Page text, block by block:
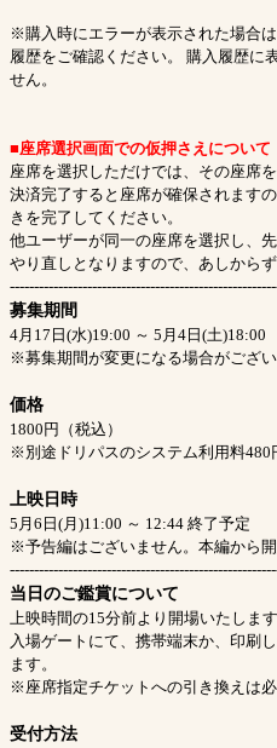
※購入時にエラーが表示された場合
履歴をご確認ください。 購入履歴に
せん。
■座席選択画面での仮押さえについて
座席を選択しただけでは、その座席
決済完了すると座席が確保されます
きを完了してください。
他ユーザーが同一の座席を選択し、
やり直しとなりますので、あしからず
募集期間
4月17日(水)19:00 ～ 5月4日(土)18:00
※募集期間が変更になる場合がござい
価格
1800円（税込）
※別途ドリパスのシステム利用料480
上映日時
5月6日(月)11:00 ～ 12:44 終了予定
※予告編はございません。本編から開
当日のご鑑賞について
上映時間の15分前より開場いたします
入場ゲートにて、携帯端末か、印刷
ます。
※座席指定チケットへの引き換えは必
受付方法